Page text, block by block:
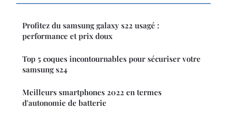
Profitez du samsung galaxy s22 usagé :
performance et prix doux
Top 5 coques incontournables pour sécuriser votre
samsung s24
Meilleurs smartphones 2022 en termes
d'autonomie de batterie